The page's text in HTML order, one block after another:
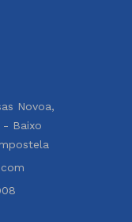
Novoa,
- Baixo